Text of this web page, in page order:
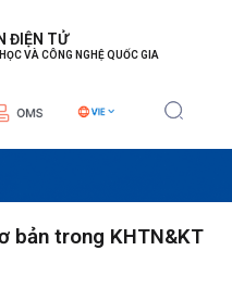
ĐIỆN TỬ
VÀ CÔNG NGHỆ QUỐC GIA
bản trong KHTN&KT